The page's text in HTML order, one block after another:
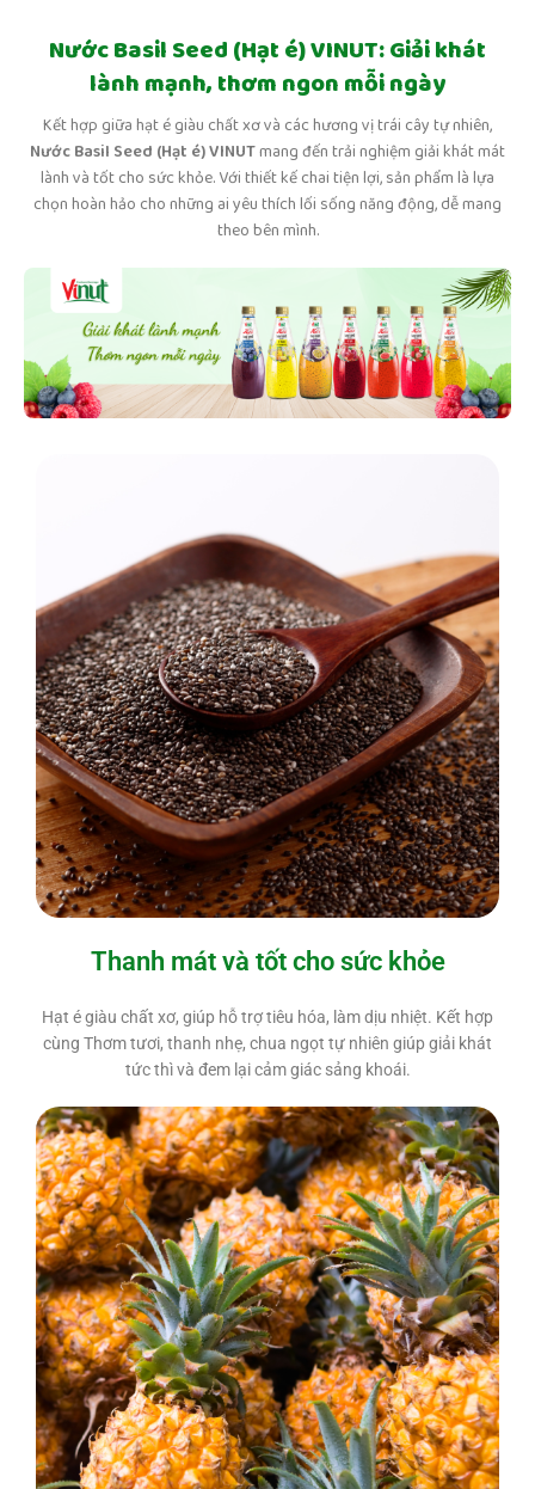
Nước Basil Seed (Hạt é) VINUT: Giải khát
lành mạnh, thơm ngon mỗi ngày
Kết hợp giữa hạt é giàu chất xơ và các hương vị trái cây tự nhiên,
Nước Basil Seed (Hạt é)VINUTmang đến trải nghiệm giải khát mát
lành và tốt cho sức khỏe. Với thiết kế chai tiện lợi, sản phẩm là lựa
chọn hoàn hảo cho những ai yêu thích lối sống năng động, dễ mang
theo bên mình.
Thanh mát và tốt cho sức khỏe
Hạt é giàu chất xơ, giúp hỗ trợ tiêu hóa, làm dịu nhiệt. Kết hợp
cùng Thơm tươi, thanh nhẹ, chua ngọt tự nhiên giúp giải khát
tức thì và đem lại cảm giác sảng khoái.